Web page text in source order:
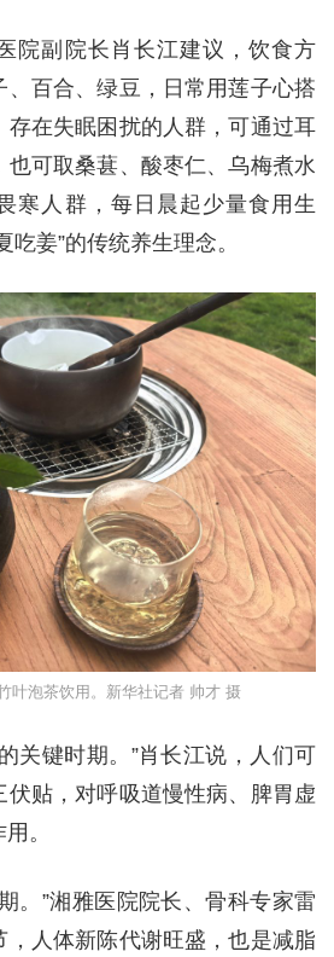
院副院长肖长江建议，饮食方
、百合、绿豆，日常用莲子心搭
存在失眠困扰的人群，可通过耳
也可取桑葚、酸枣仁、乌梅煮水
寒人群，每日晨起少量食用生
吃姜”的传统养生理念。
叶泡茶饮用。新华社记者 帅才 摄
关键时期。”肖长江说，人们可
伏贴，对呼吸道慢性病、脾胃虚
。
。”湘雅医院院长、骨科专家雷
，人体新陈代谢旺盛，也是减脂